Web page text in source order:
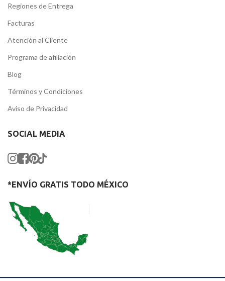
Regiones de Entrega
Facturas
Atención al Cliente
Programa de afiliación
Blog
Términos y Condiciones
Aviso de Privacidad
SOCIAL MEDIA
*ENVÍO GRATIS TODO MÉXICO